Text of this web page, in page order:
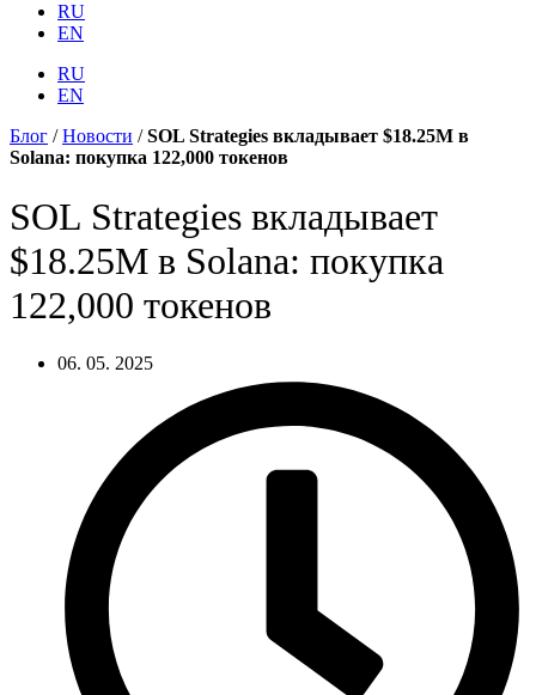
RU
EN
RU
EN
Блог /Новости /SOL Strategies вкладывает $18.25M в
Solana: покупка 122,000 токенов
SOL Strategies вкладывает
$18.25M в Solana: покупка
122,000 токенов
06. 05. 2025